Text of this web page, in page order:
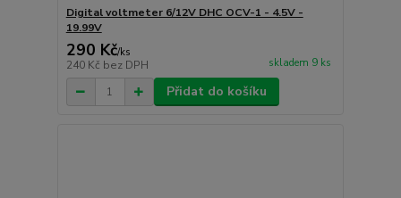
Digital voltmeter 6/12V DHC OCV-1 - 4.5V -
19.99V
290 Kč/ks
240 Kč bez DPH skladem 9 ks
Přidat do košíku